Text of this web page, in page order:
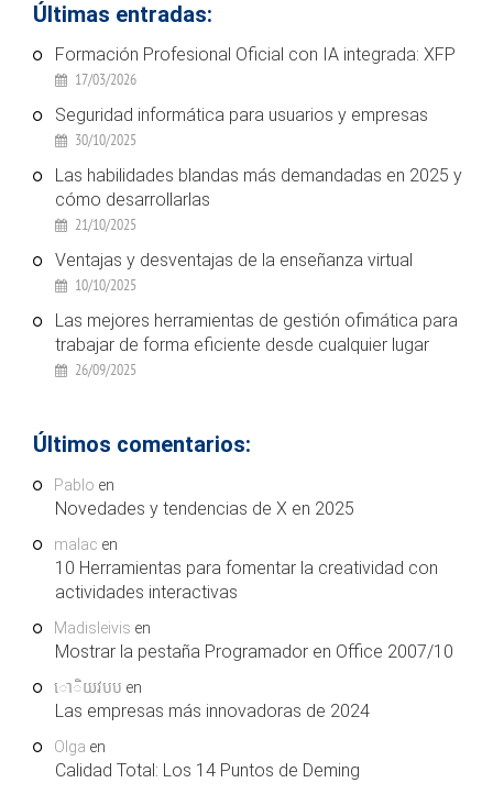
Últimas entradas:
Formación Profesional Oficial con IA integrada: XFP
17/03/2026
Seguridad informática para usuarios y empresas
30/10/2025
Las habilidades blandas más demandadas en 2025 y
cómo desarrollarlas
21/10/2025
Ventajas y desventajas de la enseñanza virtual
10/10/2025
Las mejores herramientas de gestión ofimática para
trabajar de forma eficiente desde cualquier lugar
26/09/2025
Últimos comentarios:
Pablo en
Novedades y tendencias de X en 2025
malac en
10 Herramientas para fomentar la creatividad con
actividades interactivas
Madisleivis en
Mostrar la pestaña Programador en Office 2007/10
ោិយវបប en
Las empresas más innovadoras de 2024
Olga en
Calidad Total: Los 14 Puntos de Deming